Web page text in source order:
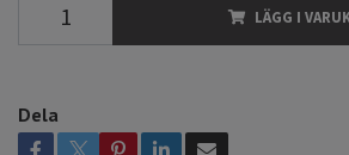
LÄGG I
Dela